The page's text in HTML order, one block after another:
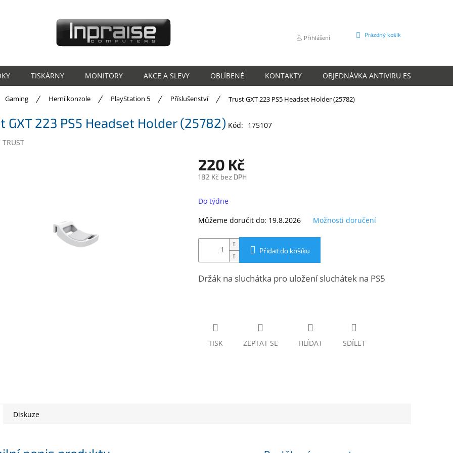
Přihlášení
NÁKUPNÍ
Prázdný košík
TISKÁRNY MONITORY AKCE A SLEVY OBLÍBENÉ KONTAKTY OBJEDNÁVKA ANTIVIRU ESET
Gaming Herní konzole PlayStation 5 Příslušenství Trust GXT 223 PS5 Headset Holder (25782)
GXT 223 PS5 Headset Holder (25782) Kód: 175107
TRUST
220 Kč
182 Kč bez DPH
cena:
Do týdne
Můžeme doručit do: 19.8.2026 Možnosti doručení
Přidat do košíku
Držák na sluchátka pro uložení sluchátek na PS5
TISK ZEPTAT SE HLÍDAT SDÍLET
Diskuze